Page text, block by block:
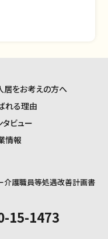
居をお考えの方へ
れる理由
タビュー
情報
介護職員等処遇改善計画書
15-1473